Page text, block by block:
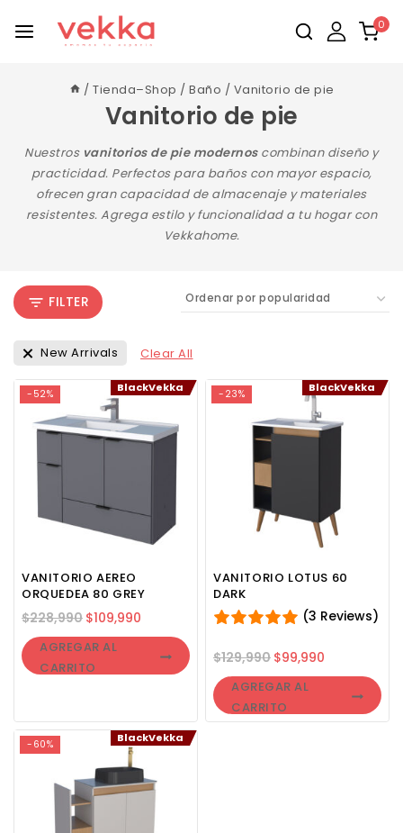
0
/ Tienda–Shop / Baño / Vanitorio de pie
Vanitorio de pie
Nuestros vanitorios de pie modernoscombinan diseño y
practicidad. Perfectos para baños con mayor espacio,
ofrecen gran capacidad de almacenaje y materiales
resistentes. Agrega estilo y funcionalidad a tu hogar con
Vekkahome.
FILTER
New Arrivals Clear All
-52% BlackVekka
VANITORIO AEREO
ORQUEDEA 80 GREY
$228,990 $109,990
AGREGAR AL
CARRITO
-23% BlackVekka
VANITORIO LOTUS 60
DARK
(3 Reviews)
$129,990 $99,990
AGREGAR AL
CARRITO
-60% BlackVekka